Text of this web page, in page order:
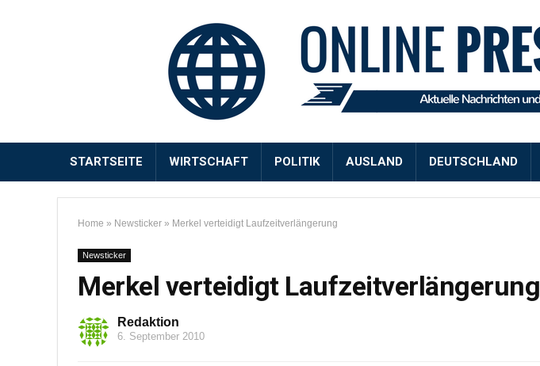
STARTSEITE WIRTSCHAFT POLITIK AUSLAND DEUTSCHLAND
Home » Newsticker » Merkel verteidigt Laufzeitverlängerung
Newsticker
Merkel verteidigt Laufzeitverlängerung
Redaktion
6. September 2010